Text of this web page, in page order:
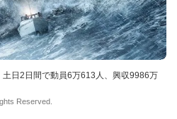
日2日間で動員6万613人、興収9986万
Reserved.